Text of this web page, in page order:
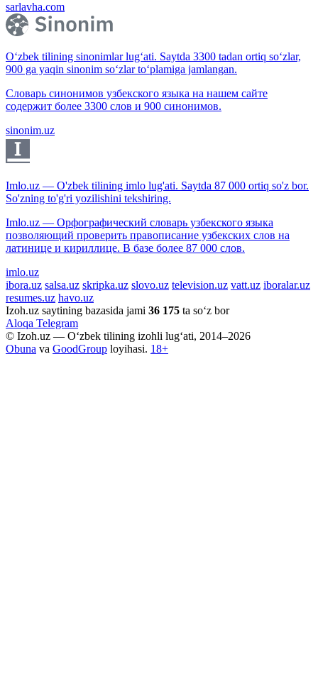
sarlavha.com
O‘zbek tilining sinonimlar lug‘ati. Saytda 3300 tadan ortiq so‘zlar,
900 ga yaqin sinonim so‘zlar to‘plamiga jamlangan.
Словарь синонимов узбекского языка на нашем сайте
содержит более 3300 слов и 900 синонимов.
sinonim.uz
Imlo.uz — O'zbek tilining imlo lug'ati. Saytda 87 000 ortiq so'z bor.
So'zning to'g'ri yozilishini tekshiring.
Imlo.uz — Орфографический словарь узбекского языка
позволяющий проверить правописание узбекских слов на
латинице и кириллице. В базе более 87 000 слов.
imlo.uz
ibora.uz salsa.uz skripka.uz slovo.uz television.uz vatt.uz iboralar.uz
resumes.uz havo.uz
Izoh.uz saytining bazasida jami 36 175 ta so‘z bor
Aloqa Telegram
© Izoh.uz — O‘zbek tilining izohli lug‘ati, 2014–2026
Obuna va GoodGroup loyihasi. 18+